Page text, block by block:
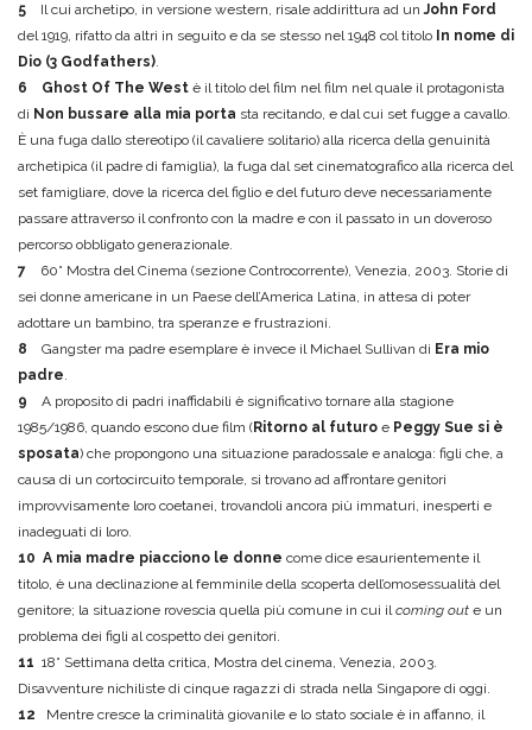
5
Il cui archetipo, in versione western, risale addirittura ad un John Ford
del 1919, rifatto da altri in seguito e da se stesso nel 1948 col titolo In nome di
Dio (3 Godfathers).
6
Ghost Of The West è il titolo del film nel film nel quale il protagonista
di Non bussare alla mia porta sta recitando, e dal cui set fugge a cavallo.
È una fuga dallo stereotipo (il cavaliere solitario) alla ricerca della genuinità
archetipica (il padre di famiglia), la fuga dal set cinematografico alla ricerca del
set famigliare, dove la ricerca del figlio e del futuro deve necessariamente
passare attraverso il confronto con la madre e con il passato in un doveroso
percorso obbligato generazionale.
7 60° Mostra del Cinema (sezione Controcorrente), Venezia, 2003. Storie di
sei donne americane in un Paese dell’America Latina, in attesa di poter
adottare un bambino, tra speranze e frustrazioni.
8 Gangster ma padre esemplare è invece il Michael Sullivan di Era mio
padre.
9 A proposito di padri inaffidabili è significativo tornare alla stagione
1985/1986, quando escono due film (Ritorno al futuro e Peggy Sue si è
sposata) che propongono una situazione paradossale e analoga: figli che, a
causa di un cortocircuito temporale, si trovano ad affrontare genitori
improvvisamente loro coetanei, trovandoli ancora più immaturi, inesperti e
inadeguati di loro.
10 A mia madre piacciono le donne come dice esaurientemente il
titolo, è una declinazione al femminile della scoperta dell’omosessualità del
genitore; la situazione rovescia quella più comune in cui ilcoming out e un
problema dei figli al cospetto dei genitori.
11 18° Settimana delta critica, Mostra del cinema, Venezia, 2003.
Disavventure nichiliste di cinque ragazzi di strada nella Singapore di oggi.
12 Mentre cresce la criminalità giovanile e lo stato sociale è in affanno, il